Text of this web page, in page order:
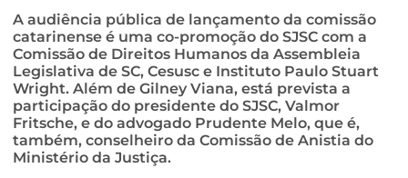
A audiência pública de lançamento da comissão
catarinense é uma co-promoção do SJSC com a
Comissão de Direitos Humanos da Assembleia
Legislativa de SC, Cesusc e Instituto Paulo Stuart
Wright. Além de Gilney Viana, está prevista a
participação do presidente do SJSC, Valmor
Fritsche, e do advogado Prudente Melo, que é,
também, conselheiro da Comissão de Anistia do
Ministério da Justiça.